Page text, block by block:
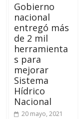
Gobierno
nacional
entregó más
de 2 mil
herramienta
s para
mejorar
Sistema
Hídrico
Nacional
20 mayo, 2021